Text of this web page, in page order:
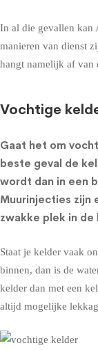
In al die gevallen kan
manieren van dienst
hangt namelijk af van
Vochtige
Gaat het om
beste geval de
wordt dan in een
Muurinjecties zijn
zwakke plek in
Staat je kelder vaak
binnen, dan is de
kelder dan met een
altijd mogelijke